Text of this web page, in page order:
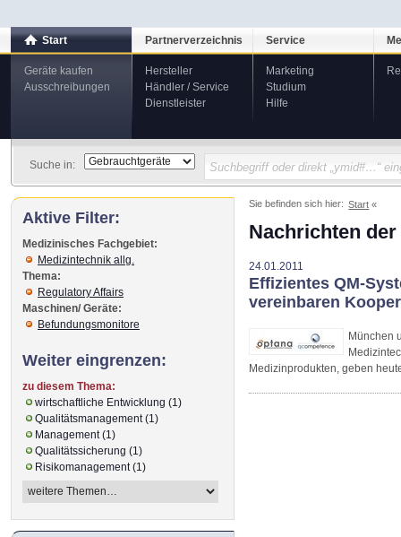
Start
Geräte kaufen
Ausschreibungen
Partnerverzeichnis
Hersteller
Händler / Service
Dienstleister
Service
Marketing
Studium
Hilfe
Suche in:
Sie befinden sich hier: Start
Nachrichten
24.01.2011
Effizientes QM-
vereinbaren
München
Medizinprodukten, geben
Aktive Filter:
Medizinisches Fachgebiet:
Medizintechnik allg.
Thema:
Regulatory Affairs
Maschinen/ Geräte:
Befundungsmonitore
Weiter eingrenzen:
zu diesem Thema:
wirtschaftliche Entwicklung (1)
Qualitätsmanagement (1)
Management (1)
Qualitätssicherung (1)
Risikomanagement (1)